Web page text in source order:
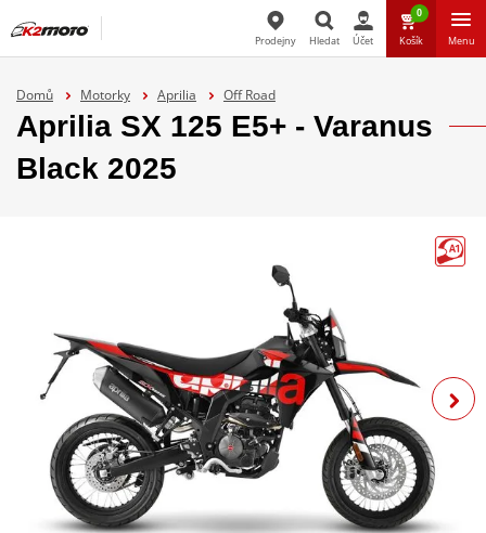
Prodejny Hledat Účet
0
Košík Menu
Domů Motorky Aprilia Off Road
Aprilia SX 125 E5+ - Varanus
Black 2025